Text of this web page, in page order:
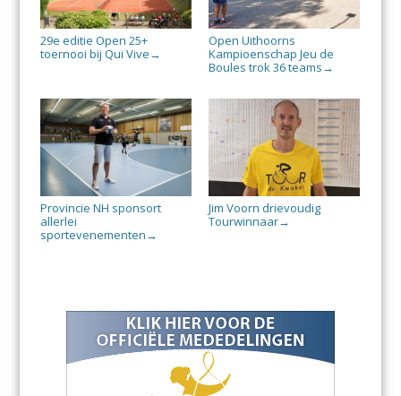
29e editie Open 25+
toernooi bij Qui Vive →
Open Uithoorns
Kampioenschap Jeu de
Boules trok 36 teams →
Provincie NH sponsort
allerlei
sportevenementen →
Jim Voorn drievoudig
Tourwinnaar→